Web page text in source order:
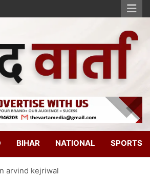
BIHAR NATIONAL SPORTS
arvind kejriwal